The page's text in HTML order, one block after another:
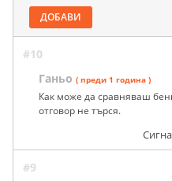
ДОБАВИ
#10
Ганьо ( преди 1 година )
Как може да сравняваш
отговор не търся.
#9